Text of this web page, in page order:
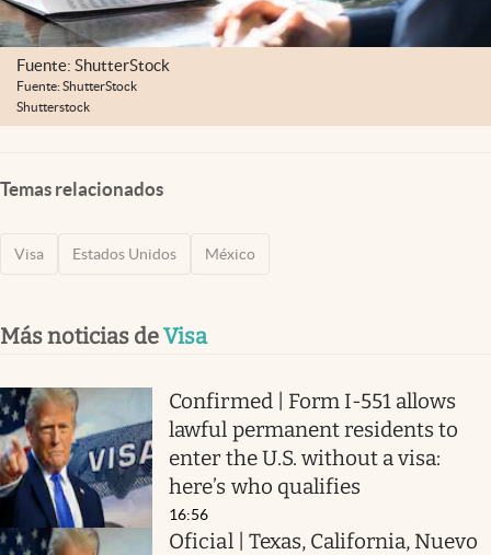
Fuente: ShutterStock
Fuente: ShutterStock
Shutterstock
Temas relacionados
Visa Estados Unidos México
Más noticias deVisa
Confirmed | Form I-551 allows
lawful permanent residents to
enter the U.S. without a visa:
here’s who qualifies
16:56
Oficial | Texas, California, Nuevo